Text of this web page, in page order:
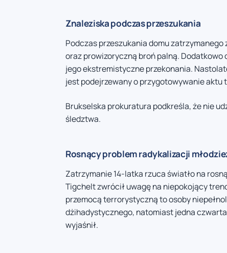
Znaleziska podczas przeszukania
Podczas przeszukania domu
oraz prowizoryczną broń palną.
jego ekstremistyczne przekonania.
jest podejrzewany o przygotowywanie aktu
Brukselska prokuratura podkreśla, że nie
śledztwa.
Rosnący problem radykalizacji
Zatrzymanie 14-latka rzuca światło na
Tigchelt zwrócił uwagę na niepokojący
przemocą terrorystyczną to osoby
dżihadystycznego, natomiast jedna
wyjaśnił.